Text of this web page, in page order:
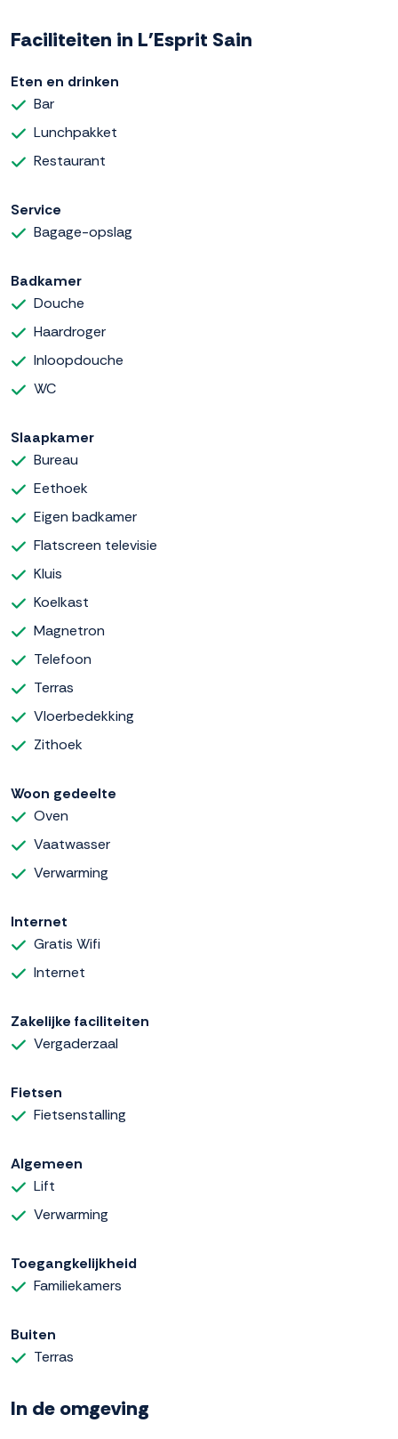
Faciliteiten in L'Esprit Sain
Eten en drinken
Bar
Lunchpakket
Restaurant
Service
Bagage-opslag
Badkamer
Douche
Haardroger
Inloopdouche
WC
Slaapkamer
Bureau
Eethoek
Eigen badkamer
Flatscreen televisie
Kluis
Koelkast
Magnetron
Telefoon
Terras
Vloerbedekking
Zithoek
Woon gedeelte
Oven
Vaatwasser
Verwarming
Internet
Gratis Wifi
Internet
Zakelijke faciliteiten
Vergaderzaal
Fietsen
Fietsenstalling
Algemeen
Lift
Verwarming
Toegangkelijkheid
Familiekamers
Buiten
Terras
In de omgeving